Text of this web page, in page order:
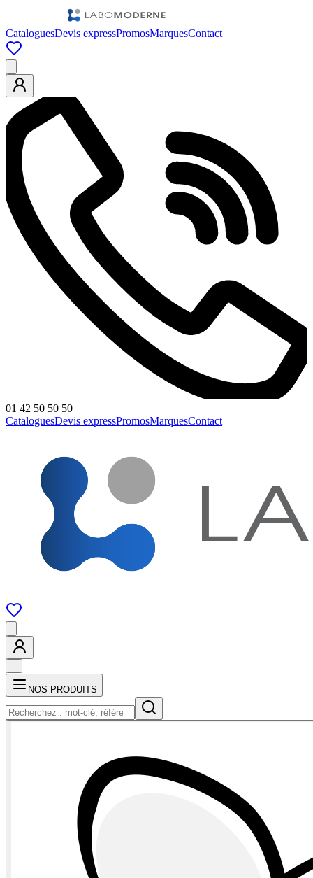
CataloguesDevis expressPromosMarquesContact
01 42 50 50 50
CataloguesDevis expressPromosMarquesContact
NOS PRODUITS